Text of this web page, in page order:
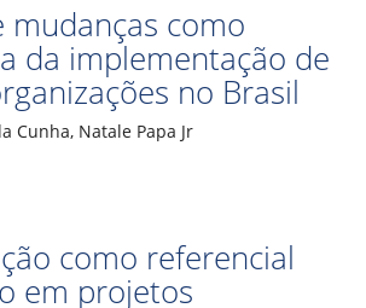
mudanças como
da implementação de
no Brasil
Cunha, Natale Papa Jr
como referencial
em projetos